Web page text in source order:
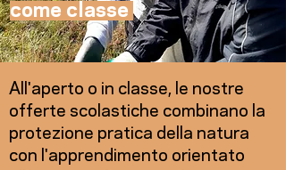
come classe
All'aperto o in classe, le nostre
offerte scolastiche combinano la
protezione pratica della natura
con l'apprendimento orientato